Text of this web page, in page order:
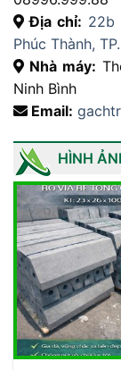
Địa chỉ: 22b
Phúc Thành,
Nhà máy:
Ninh Bình
Email:
HÌNH